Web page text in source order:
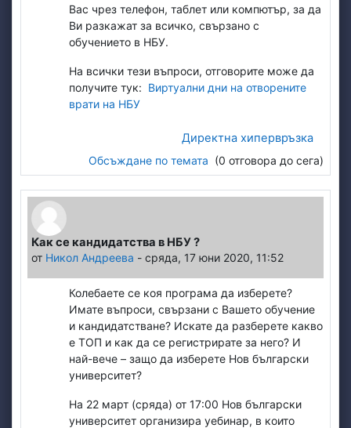
Вас чрез телефон, таблет или компютър, за да
Ви разкажат за всичко, свързано с
обучението в НБУ.
На всички тези въпроси, отговорите може да
получите тук: Виртуални дни на отворените
врати на НБУ
Директна хипервръзка
Обсъждане по темата (0 отговора до сега)
Как се кандидатства в НБУ ?
от Никол Андреева - сряда, 17 юни 2020, 11:52
Колебаете се коя програма да изберете?
Имате въпроси, свързани с Вашето обучение
и кандидатстване? Искате да разберете какво
е ТОП и как да се регистрирате за него? И
най-вече – защо да изберете Нов български
университет?
На 22 март (сряда) от 17:00 Нов български
университет организира уебинар, в които